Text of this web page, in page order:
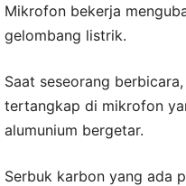
Mikrofon bekerja
gelombang listrik.
Saat seseorang
tertangkap di mikrofon
alumunium bergetar.
Serbuk karbon yang ada